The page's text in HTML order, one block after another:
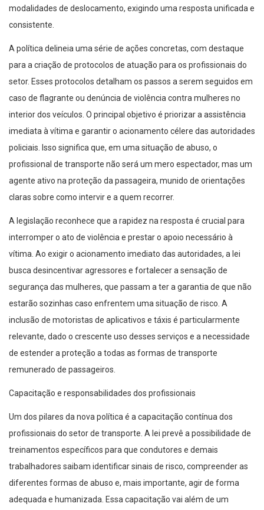
modalidades de deslocamento, exigindo uma resposta unificada e
consistente.
A política delineia uma série de ações concretas, com destaque
para a criação de protocolos de atuação para os profissionais do
setor. Esses protocolos detalham os passos a serem seguidos em
caso de flagrante ou denúncia de violência contra mulheres no
interior dos veículos. O principal objetivo é priorizar a assistência
imediata à vítima e garantir o acionamento célere das autoridades
policiais. Isso significa que, em uma situação de abuso, o
profissional de transporte não será um mero espectador, mas um
agente ativo na proteção da passageira, munido de orientações
claras sobre como intervir e a quem recorrer.
A legislação reconhece que a rapidez na resposta é crucial para
interromper o ato de violência e prestar o apoio necessário à
vítima. Ao exigir o acionamento imediato das autoridades, a lei
busca desincentivar agressores e fortalecer a sensação de
segurança das mulheres, que passam a ter a garantia de que não
estarão sozinhas caso enfrentem uma situação de risco. A
inclusão de motoristas de aplicativos e táxis é particularmente
relevante, dado o crescente uso desses serviços e a necessidade
de estender a proteção a todas as formas de transporte
remunerado de passageiros.
Capacitação e responsabilidades dos profissionais
Um dos pilares da nova política é a capacitação contínua dos
profissionais do setor de transporte. A lei prevê a possibilidade de
treinamentos específicos para que condutores e demais
trabalhadores saibam identificar sinais de risco, compreender as
diferentes formas de abuso e, mais importante, agir de forma
adequada e humanizada. Essa capacitação vai além de um